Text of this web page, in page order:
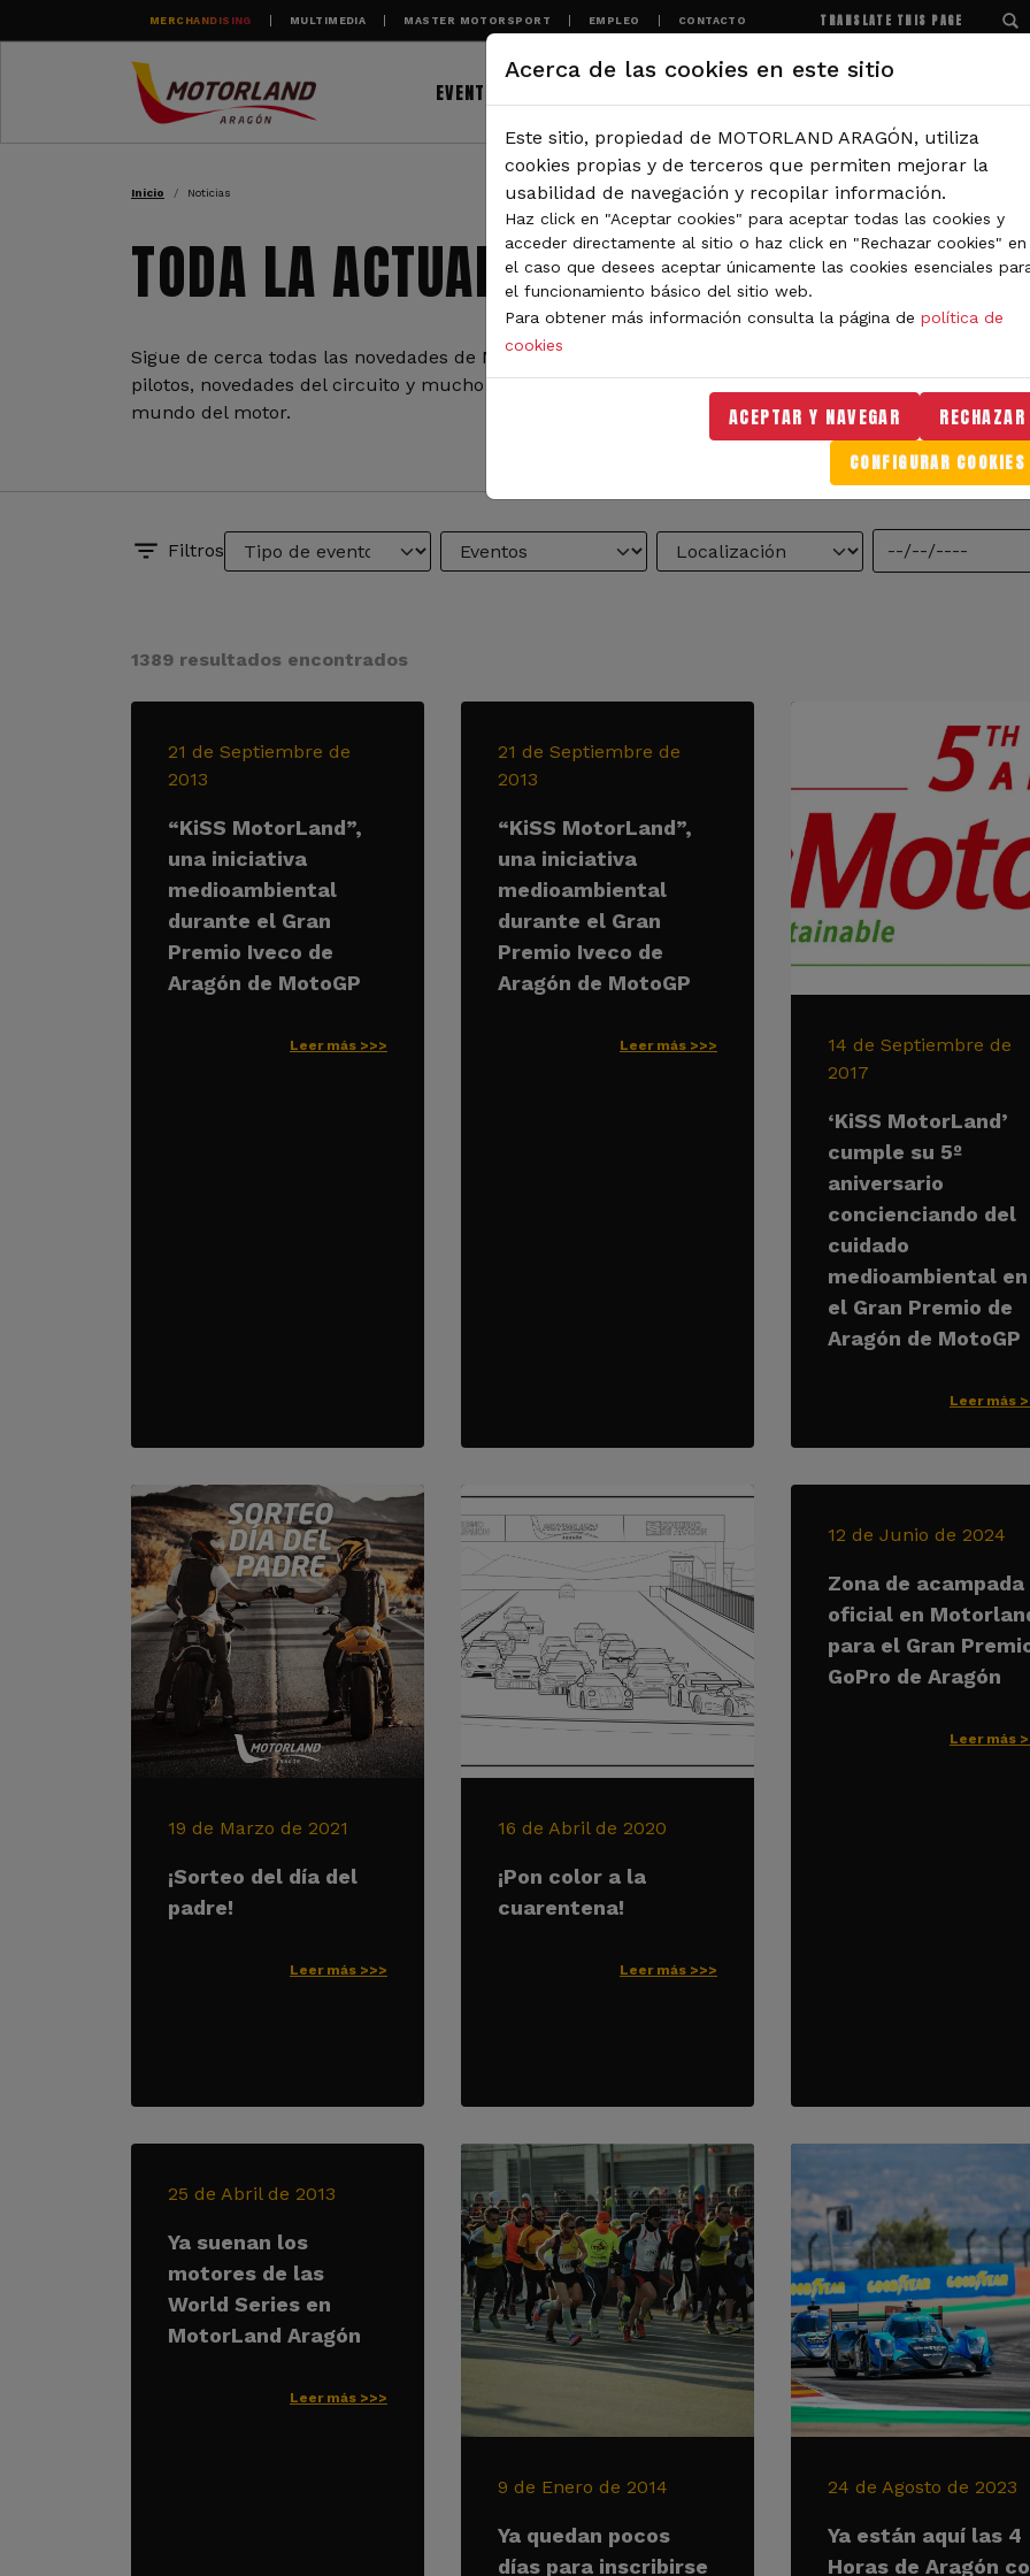
Pasar al contenido principal
MERCHANDISING MULTIMEDIA MASTER MOTORSPORT EMPLEO CONTACTO TRANSLATE THIS PAGE
EVENTOS
RUTA DE NAVEGACIÓN
Inicio Noticias
TODA LA ACTUALIDAD DE MOTORLAND
Sigue de cerca todas las novedades de MotorLand Aragón. Aquí encontrarás noticias sobre eventos,
pilotos, novedades del circuito y mucho más. Filtra por categoría o tipo de contenido y no te pierdas
mundo del motor.
Filtros
1389 resultados encontrados
21 de Septiembre de
2013
“KiSS MotorLand”,
una iniciativa
medioambiental
durante el Gran
Premio Iveco de
Aragón de MotoGP
Leer más >>>
21 de Septiembre de
2013
“KiSS MotorLand”,
una iniciativa
medioambiental
durante el Gran
Premio Iveco de
Aragón de MotoGP
Leer más >>>
14 de Septiembre de
2017
‘KiSS MotorLand’
cumple su 5º
aniversario
concienciando del
cuidado
medioambiental en
el Gran Premio de
Aragón de MotoGP
Leer más
19 de Marzo de 2021
¡Sorteo del día del
padre!
Leer más >>>
16 de Abril de 2020
¡Pon color a la
cuarentena!
Leer más >>>
12 de Junio de 2024
Zona de acampada
oficial en
para el Gran
GoPro de Aragón
Leer más
25 de Abril de 2013
Ya suenan los
motores de las
World Series en
MotorLand Aragón
Leer más >>>
9 de Enero de 2014
Ya quedan pocos
días para inscribirse
24 de Agosto de 2023
Ya están aquí las 4
Horas de Aragón
Acerca de las cookies en este sitio
Este sitio, propiedad de MOTORLAND ARAGÓN, utiliza
cookies propias y de terceros que permiten mejorar la
usabilidad de navegación y recopilar información.
Haz click en "Aceptar cookies" para aceptar todas las cookies y
acceder directamente al sitio o haz click en "Rechazar cookies" en
el caso que desees aceptar únicamente las cookies esenciales
el funcionamiento básico del sitio web.
Para obtener más información consulta la página de política de
cookies
ACEPTAR Y NAVEGAR RECHAZAR
CONFIGURAR COOKIES